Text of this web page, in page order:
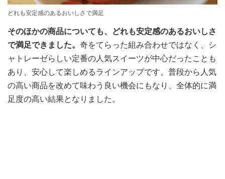
どれも安定感のあるおいしさで満足
そのほかの商品についても、どれも安定感のあるおいしさ
で満足できました。 奇をてらった組み合わせではなく、シ
ャトレーゼらしい定番の人気スイーツが中心だったことも
あり、安心して楽しめるラインアップです。普段から人気
の高い商品を改めて味わう良い機会にもなり、全体的に満
足度の高い結果となりました。